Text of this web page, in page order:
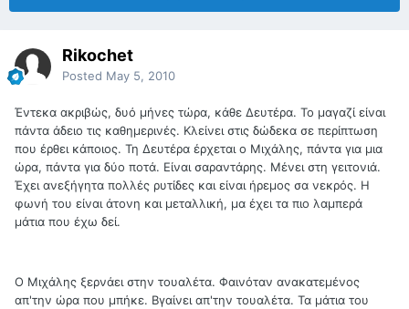
Rikochet
Posted May 5, 2010
Έντεκα ακριβώς, δυό μήνες τώρα, κάθε Δευτέρα. Το μαγαζί είναι
πάντα άδειο τις καθημερινές. Κλείνει στις δώδεκα σε περίπτωση
που έρθει κάποιος. Τη Δευτέρα έρχεται ο Μιχάλης, πάντα για μια
ώρα, πάντα για δύο ποτά. Είναι σαραντάρης. Μένει στη γειτονιά.
Έχει ανεξήγητα πολλές ρυτίδες και είναι ήρεμος σα νεκρός. Η
φωνή του είναι άτονη και μεταλλική, μα έχει τα πιο λαμπερά
μάτια που έχω δεί.
Ο Μιχάλης ξερνάει στην τουαλέτα. Φαινόταν ανακατεμένος
απ'την ώρα που μπήκε. Βγαίνει απ'την τουαλέτα. Τα μάτια του